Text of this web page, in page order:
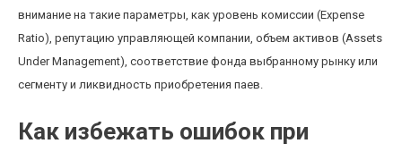
внимание на такие параметры, как уровень комиссии (Expense
Ratio), репутацию управляющей компании, объем активов (Assets
Under Management), соответствие фонда выбранному рынку или
сегменту и ликвидность приобретения паев.
Как избежать ошибок при